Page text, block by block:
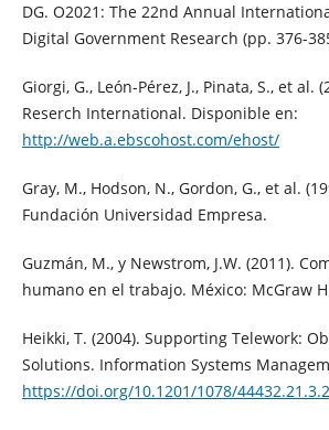
DG. O2021: The 22nd Annual
Digital Government Research (pp. 376-
Giorgi, G., León-Pérez, J., Pinata, S., et al.
Reserch International. Disponible en:
http://web.a.ebscohost.com/ehost/
Gray, M., Hodson, N., Gordon, G., et al.
Fundación Universidad Empresa.
Guzmán, M., y Newstrom, J.W. (2011).
humano en el trabajo. México: McGraw
Heikki, T. (2004). Supporting Telework:
Solutions. Information Systems
https://doi.org/10.1201/1078/